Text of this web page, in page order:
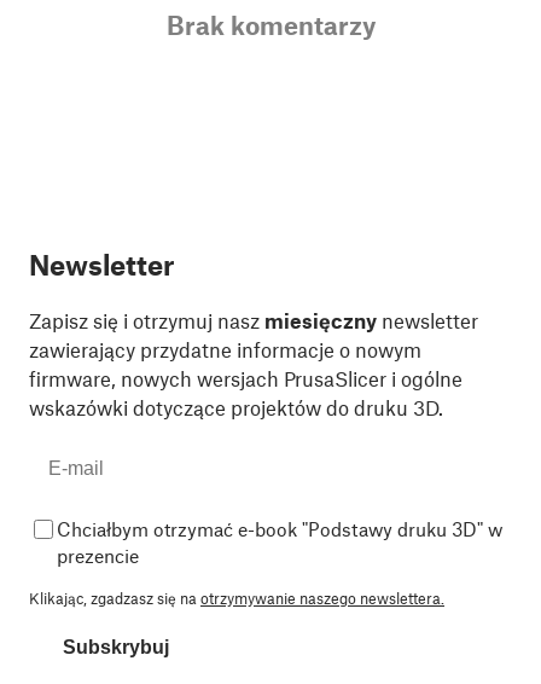
Brak komentarzy
Newsletter
Zapisz się i otrzymuj nasz miesięczny newsletter
zawierający przydatne informacje o nowym
firmware, nowych wersjach PrusaSlicer i ogólne
wskazówki dotyczące projektów do druku 3D.
Chciałbym otrzymać e-book "Podstawy druku 3D" w
prezencie
Klikając, zgadzasz się na otrzymywanie naszego newslettera.
Subskrybuj